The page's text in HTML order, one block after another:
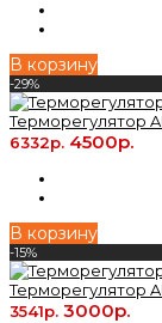
В корзину
-29%
Терморегулятор
6332р. 4500р.
В корзину
-15%
Терморегулятор
3541р. 3000р.